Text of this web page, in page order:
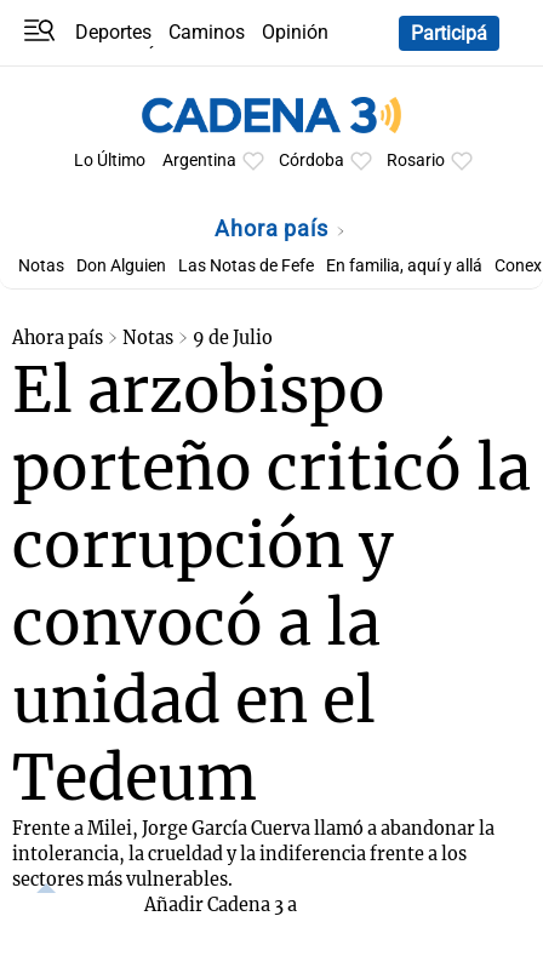
Deportes Caminos
Opinión
Participá
Lo Último Argentina Córdoba Rosario
Ahora país
Notas Don Alguien Las Notas de Fefe En familia, aquí y allá
Ahora país Notas 9 de Julio
El arzobispo
porteño criticó la
corrupción y
convocó a la
unidad en el
Tedeum
Frente a Milei, Jorge García Cuerva llamó a abandonar la
intolerancia, la crueldad y la indiferencia frente a los
sectores más vulnerables.
Añadir Cadena 3 a